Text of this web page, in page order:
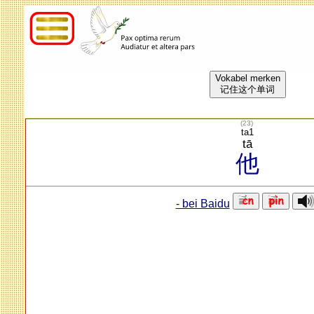
Vokabel merken
记住这个单词
(23)
他
tā
ta1
- bei Baidu